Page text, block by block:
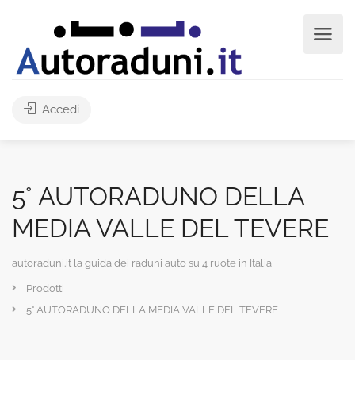
Accedi
5° AUTORADUNO DELLA
MEDIA VALLE DEL TEVERE
autoraduni.it la guida dei raduni auto su 4 ruote in Italia
Prodotti
5° AUTORADUNO DELLA MEDIA VALLE DEL TEVERE